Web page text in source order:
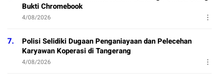
Bukti Chromebook
4/08/2026
7.
Polisi Selidiki Dugaan Penganiayaan dan Pelecehan
Karyawan Koperasi di Tangerang
4/08/2026